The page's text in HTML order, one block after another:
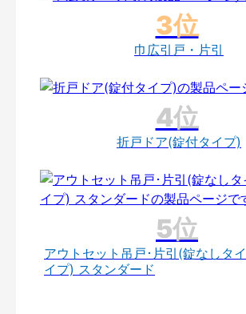
巾広引戸・片引
折戸ドア(錠付タイプ)
アウトセット吊戸･片引(錠なしタ
イプ) スタンダード